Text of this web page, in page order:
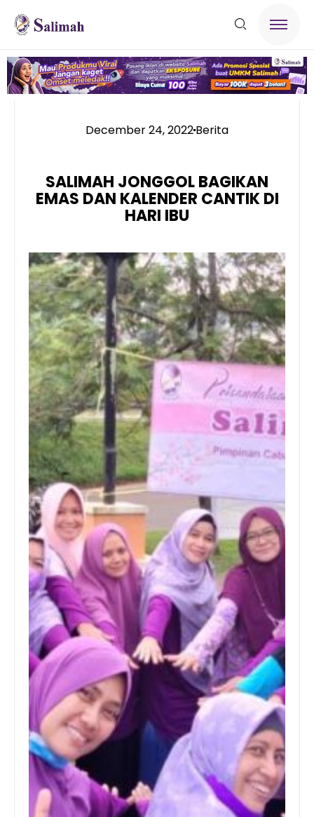
December 24, 2022Berita
SALIMAH JONGGOL BAGIKAN
EMAS DAN KALENDER CANTIK DI
HARI IBU